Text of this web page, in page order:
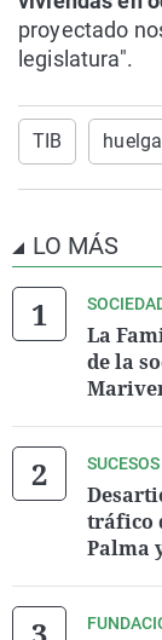
proyectado
legislatura".
TIB huelga
LO MÁS
La
de la
SUCESOS
tráfico
Palma